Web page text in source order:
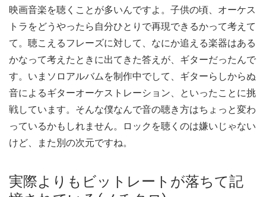
映画音楽を聴くことが多いんですよ。子供の頃、オーケス
トラをどうやったら自分ひとりで再現できるかって考えて
て。聴こえるフレーズに対して、なにか追える楽器はある
かなって考えたときに出てきた答えが、ギターだったんで
す。いまソロアルバムを制作中でして、ギターらしからぬ
音によるギターオーケストレーション、といったことに挑
戦しています。そんな僕なんで音の聴き方はちょっと変わ
っているかもしれません。ロックを聴くのは嫌いじゃない
けど、また別の次元ですね。
実際よりもビットレートが落ちて記